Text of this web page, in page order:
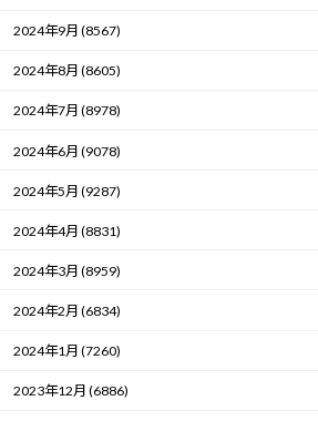
2024年9月 (8567)
2024年8月 (8605)
2024年7月 (8978)
2024年6月 (9078)
2024年5月 (9287)
2024年4月 (8831)
2024年3月 (8959)
2024年2月 (6834)
2024年1月 (7260)
2023年12月 (6886)